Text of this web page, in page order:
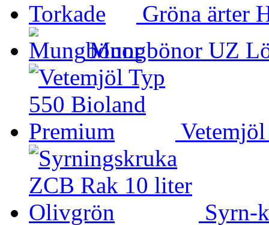
Gröna ärter
Mungbönor UZ
Syrn-